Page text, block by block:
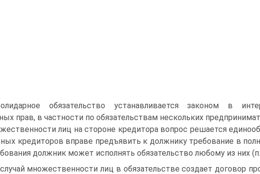
обязательство устанавливается законом в
прав, в частности по обязательствам нескольких
лиц на стороне кредитора вопрос решается
кредиторов вправе предъявить к должнику требование в
должник может исполнять обязательство любому из них
множественности лиц в обязательстве создает договор